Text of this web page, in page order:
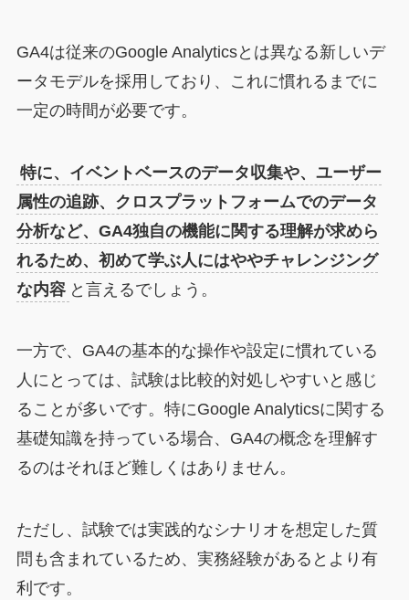
GA4は従来のGoogle Analyticsとは異なる新しいデ
ータモデルを採用しており、これに慣れるまでに
一定の時間が必要です。
特に、イベントベースのデータ収集や、ユーザー
属性の追跡、クロスプラットフォームでのデータ
分析など、GA4独自の機能に関する理解が求めら
れるため、初めて学ぶ人にはややチャレンジング
な内容 と言えるでしょう。
一方で、GA4の基本的な操作や設定に慣れている
人にとっては、試験は比較的対処しやすいと感じ
ることが多いです。特にGoogle Analyticsに関する
基礎知識を持っている場合、GA4の概念を理解す
るのはそれほど難しくはありません。
ただし、試験では実践的なシナリオを想定した質
問も含まれているため、実務経験があるとより有
利です。